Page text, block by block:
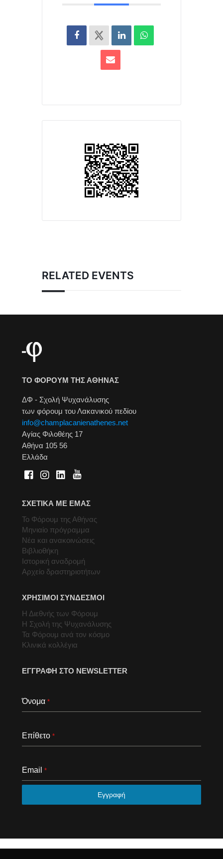
RELATED EVENTS
ΤΟ ΦΟΡΟΥΜ ΤΗΣ ΑΘΗΝΑΣ
ΔΦ - Σχολή Ψυχανάλυσης
των φόρουμ του Λακανικού πεδίου
info@champlacanienathenes.net
Αγίας Φιλοθέης 17
Αθήνα 105 56
Ελλάδα
ΣΧΕΤΙΚΑ ΜΕ ΕΜΑΣ
Το Φόρουμ της Αθήνας
Μηνιαίο πρόγραμμα
Νέα και ανακοινώσεις
Βιβλιοθήκη
Ιστορική αναδρομή
Αρχείο δραστηριοτήτων
ΧΡΗΣΙΜΟΙ ΣΥΝΔΕΣΜΟΙ
Η Διεθνής των Φόρουμ
Η Σχολή της Ψυχανάλυσης
Τα Φόρουμ ανά τον κόσμο
Κλινικά κολλέγια
ΕΓΓΡΑΦΗ ΣΤΟ NEWSLETTER
Όνομα *
Επίθετο *
Email *
Εγγραφή